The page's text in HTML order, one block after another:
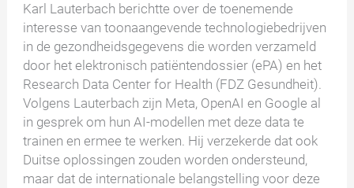
Karl Lauterbach berichtte over de toenemende
interesse van toonaangevende technologiebedrijven
in de gezondheidsgegevens die worden verzameld
door het elektronisch patiëntendossier (ePA) en het
Research Data Center for Health (FDZ Gesundheit).
Volgens Lauterbach zijn Meta, OpenAI en Google al
in gesprek om hun AI-modellen met deze data te
trainen en ermee te werken. Hij verzekerde dat ook
Duitse oplossingen zouden worden ondersteund,
maar dat de internationale belangstelling voor deze